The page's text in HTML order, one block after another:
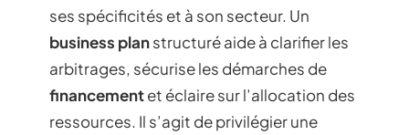
ses spécificités et à son secteur. Un
business planstructuré aide à clarifier les
arbitrages, sécurise les démarches de
financementet éclaire sur l’allocation des
ressources. Il s’agit de privilégier une